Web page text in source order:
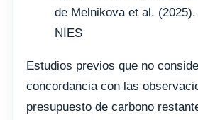
de Melnikova et al.
NIES
Estudios previos que no
concordancia con las
presupuesto de carbono